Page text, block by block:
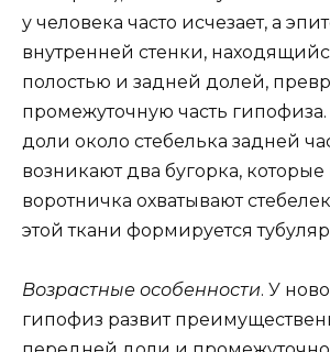
у человека часто исчезает, а
внутренней стенки,
полостью и задней долей,
промежуточную часть
доли около стебелька задней
возникают два бугорка,
воротничка охватывают
этой ткани формируется
Возрастные особенности. У
гипофиз развит